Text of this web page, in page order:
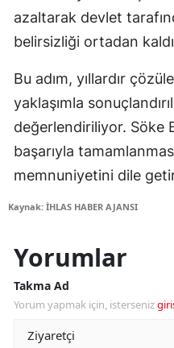
azaltarak devlet
belirsizliği ortadan
Bu adım, yıllardır
yaklaşımla
değerlendiriliyor. Söke
başarıyla
memnuniyetini dile
Kaynak: İHLAS HABER AJANSI
Yorumlar
Takma Ad
Yorum yapmak için, isterseniz